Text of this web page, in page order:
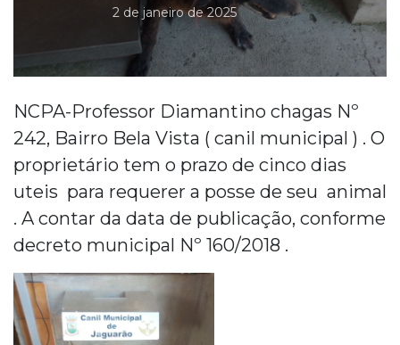
2 de janeiro de 2025
NCPA-Professor Diamantino chagas Nº
242, Bairro Bela Vista ( canil municipal ) . O
proprietário tem o prazo de cinco dias
uteis para requerer a posse de seu animal
. A contar da data de publicação, conforme
decreto municipal Nº 160/2018 .